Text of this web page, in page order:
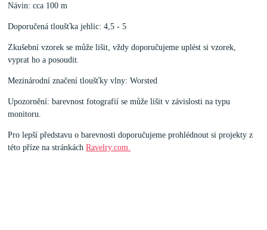
Návin: cca 100 m
Doporučená tloušťka jehlic: 4,5 - 5
Zkušební vzorek se může lišit, vždy doporučujeme uplést si vzorek,
vyprat ho a posoudit.
Mezinárodní značení tloušťky vlny: Worsted
Upozornění: barevnost fotografií se může lišit v závislosti na typu
monitoru.
Pro lepší představu o barevnosti doporučujeme prohlédnout si projekty z
této příze na stránkáchRavelry.com.